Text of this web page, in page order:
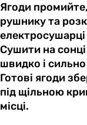
Ягоди
рушнику та
Сушити на
швидко і
Готові ягоди
під щільною
місці.